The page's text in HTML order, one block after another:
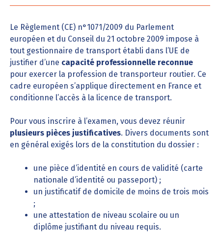
Le Règlement (CE) n°1071/2009 du Parlement
européen et du Conseil du 21 octobre 2009 impose à
tout gestionnaire de transport établi dans l’UE de
justifier d’une capacité professionnelle reconnue
pour exercer la profession de transporteur routier. Ce
cadre européen s’applique directement en France et
conditionne l’accès à la licence de transport.
Pour vous inscrire à l’examen, vous devez réunir
plusieurs pièces justificatives. Divers documents sont
en général exigés lors de la constitution du dossier :
une pièce d’identité en cours de validité (carte
nationale d’identité ou passeport) ;
un justificatif de domicile de moins de trois mois
;
une attestation de niveau scolaire ou un
diplôme justifiant du niveau requis.